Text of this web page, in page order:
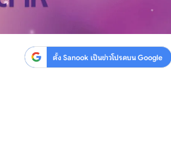
ตั้ง Sanook เป็นข่าวโปรดบน Google